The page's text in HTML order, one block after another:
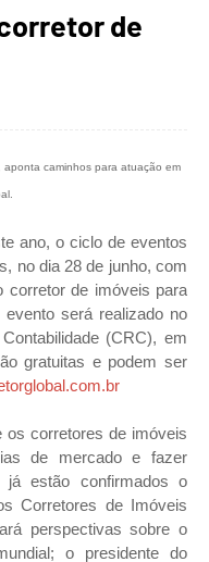
de
caminhos para atuação em
ano, o ciclo de eventos
no dia 28 de junho, com
corretor de imóveis para
será realizado no
(CRC), em
gratuitas e podem ser
os corretores de imóveis
de mercado e fazer
já estão confirmados o
Corretores de Imóveis
perspectivas sobre o
o presidente do